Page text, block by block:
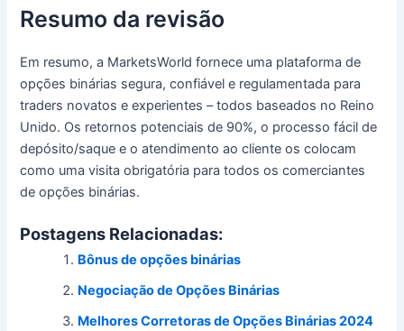
Resumo da revisão
Em resumo, a MarketsWorld fornece uma plataforma de
opções binárias segura, confiável e regulamentada para
traders novatos e experientes – todos baseados no Reino
Unido. Os retornos potenciais de 90%, o processo fácil de
depósito/saque e o atendimento ao cliente os colocam
como uma visita obrigatória para todos os comerciantes
de opções binárias.
Postagens Relacionadas:
Bônus de opções binárias
Negociação de Opções Binárias
Melhores Corretoras de Opções Binárias 2024